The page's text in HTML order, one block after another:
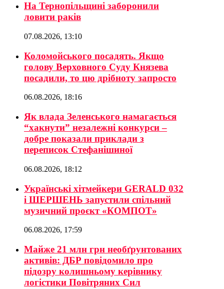
На Тернопільщині заборонили
ловити раків
07.08.2026, 13:10
Коломойського посадять. Якщо
голову Верховного Суду Князева
посадили, то цю дрібноту запросто
06.08.2026, 18:16
Як влада Зеленського намагається
“хакнути” незалежні конкурси –
добре показали приклади з
переписок Стефанішиної
06.08.2026, 18:12
Українські хітмейкери GERALD 032
і ШЕРШЕНЬ запустили спільний
музичний проєкт «КОМПОТ»
06.08.2026, 17:59
Майже 21 млн грн необґрунтованих
активів: ДБР повідомило про
підозру колишньому керівнику
логістики Повітряних Сил